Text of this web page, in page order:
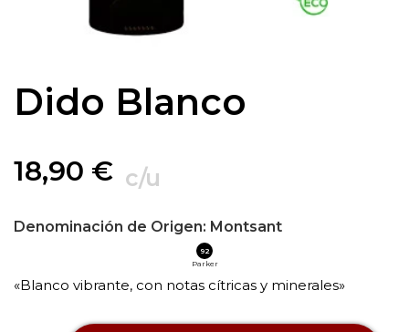
Dido Blanco
18,90 € c/u
Denominación de Origen: Montsant
92
Parker
«Blanco vibrante, con notas cítricas y minerales»